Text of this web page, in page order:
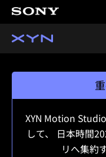
XYN Motion
して、 日本時間
リへ集約